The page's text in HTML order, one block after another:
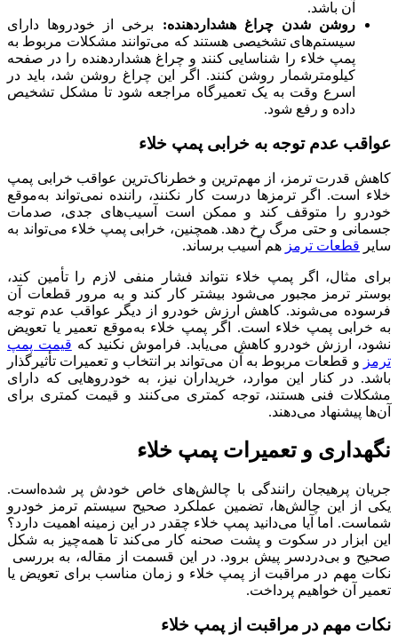
آن باشد.
روشن شدن چراغ هشداردهنده: برخی از خودروها دارای
سیستم‌های تشخیصی هستند که می‌توانند مشکلات مربوط به
پمپ خلاء را شناسایی کنند و چراغ هشداردهنده را در صفحه
کیلومترشمار روشن کنند. اگر این چراغ روشن شد، باید در
اسرع وقت به یک تعمیرگاه مراجعه شود تا مشکل تشخیص
داده و رفع شود.
عواقب عدم توجه به خرابی پمپ خلاء
کاهش قدرت ترمز، از مهم‌ترین و خطرناک‌ترین عواقب خرابی پمپ
خلاء است. اگر ترمزها درست کار نکنند، راننده نمی‌تواند به‌موقع
خودرو را متوقف کند و ممکن است آسیب‌های جدی، صدمات
جسمانی و حتی مرگ رخ دهد. همچنین، خرابی پمپ خلاء می‌تواند به
سایر قطعات ترمز هم آسیب برساند.
برای مثال، اگر پمپ خلاء نتواند فشار منفی لازم را تأمین کند،
بوستر ترمز مجبور می‌شود بیشتر کار کند و به مرور قطعات آن
فرسوده می‌شوند. کاهش ارزش خودرو از دیگر عواقب عدم توجه
به خرابی پمپ خلاء است. اگر پمپ خلاء به‌موقع تعمیر یا تعویض
نشود، ارزش خودرو کاهش می‌یابد. فراموش نکنید که قیمت پمپ
ترمز و قطعات مربوط به آن می‌تواند بر انتخاب و تعمیرات تأثیرگذار
باشد. در کنار این موارد، خریداران نیز، به خودروهایی که دارای
مشکلات فنی هستند، توجه کمتری می‌کنند و قیمت کمتری برای
آن‌ها پیشنهاد می‌دهند.
نگهداری و تعمیرات پمپ خلاء
جریان پرهیجان رانندگی با چالش‌های خاص خودش پر شده‌است.
یکی از این چالش‌ها، تضمین عملکرد صحیح سیستم ترمز خودرو
شماست. اما آیا می‌دانید پمپ خلاء چقدر در این زمینه اهمیت دارد؟
این ابزار در سکوت و پشت صحنه کار می‌کند تا همه‌چیز به شکل
صحیح و بی‌دردسر پیش برود. در این قسمت از مقاله، به بررسی
نکات مهم در مراقبت از پمپ خلاء و زمان مناسب برای تعویض یا
تعمیر آن خواهیم پرداخت.
نکات مهم در مراقبت از پمپ خلاء